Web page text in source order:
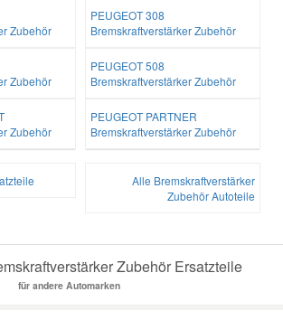
Zubehör
PEUGEOT 308
Bremskraftverstärker Zubehör
Zubehör
PEUGEOT 508
Bremskraftverstärker Zubehör
Zubehör
PEUGEOT PARTNER
Bremskraftverstärker Zubehör
Alle Bremskraftverstärker
Zubehör Autoteile
Zubehör Ersatzteile
für andere Automarken